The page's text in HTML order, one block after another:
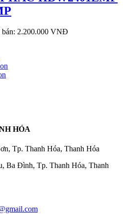
bán: 2.200.000 VNĐ
HÓA
Tp. Thanh Hóa, Thanh Hóa
Ba Đình, Tp. Thanh Hóa, Thanh